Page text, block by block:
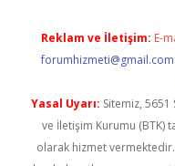
Reklam ve İletişim: E-
forumhizmeti@gmail.com
Yasal Uyarı: Sitemiz, 5651
ve İletişim Kurumu (BTK)
olarak hizmet